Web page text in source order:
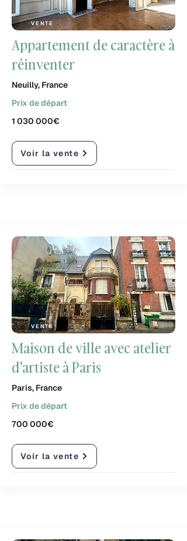
VENTE
Appartement de caractère à
réinventer
Neuilly, France
Prix de départ
1 030 000€
Voir la vente
VENTE
Maison de ville avec atelier
d'artiste à Paris
Paris, France
Prix de départ
700 000€
Voir la vente